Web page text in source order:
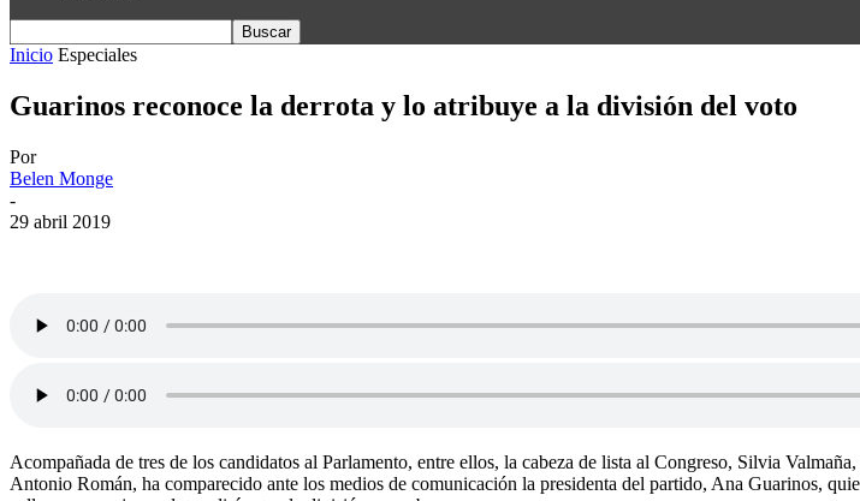
Inicio Especiales
Guarinos reconoce la derrota y lo atribuye a la división del voto
Por
Belen Monge
-
29 abril 2019
Acompañada de tres de los candidatos al Parlamento, entre ellos, la cabeza de lista al Congreso, Silvia
Antonio Román, ha comparecido ante los medios de comunicación la presidenta del partido, Ana Guarinos,